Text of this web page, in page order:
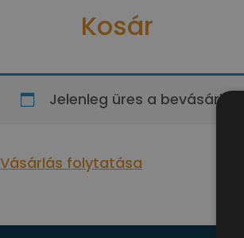
Kosár
Jelenleg üres a
Vásárlás folytatása